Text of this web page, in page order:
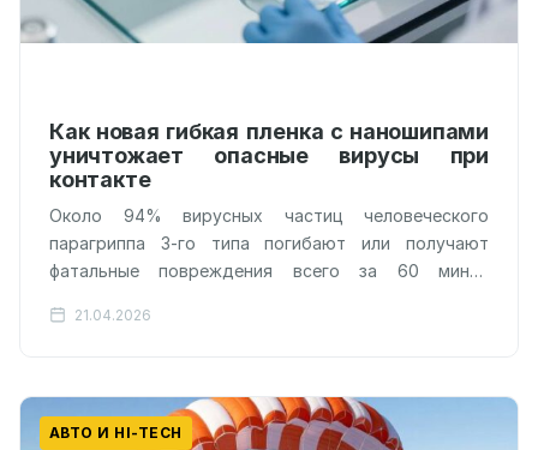
Как новая гибкая пленка с наношипами
уничтожает опасные вирусы при
контакте
Около 94% вирусных частиц человеческого
парагриппа 3-го типа погибают или получают
фатальные повреждения всего за 60 минут
пленки. Это не…
21.04.2026
АВТО И HI-TECH